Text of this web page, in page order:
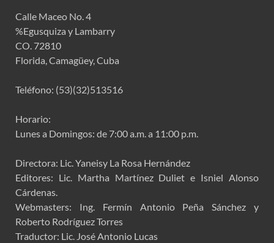
Calle Maceo No. 4
%Egusquiza y Lambarry
CO. 72810
Florida, Camagüey, Cuba
Teléfono: (53)(32)513516
Horario:
Lunes a Domingos: de 7:00 a.m. a 11:00 p.m.
Directora: Lic. Yaneisy La Rosa Hernández
Editores: Lic. Martha Martínez Duliet e Isniel Alonso
Cárdenas.
Webmasters: Ing. Fermín Antonio Peña Sánchez y
Roberto Rodríguez Torres
Traductor: Lic. José Antonio Lucas